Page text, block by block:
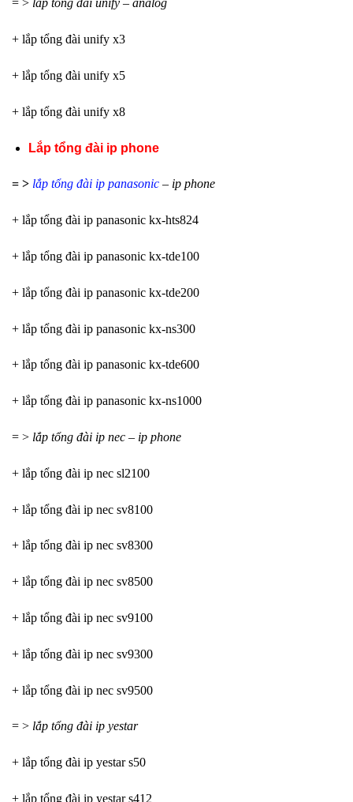
= > lắp tổng đài unify – analog
+ lắp tổng đài unify x3
+ lắp tổng đài unify x5
+ lắp tổng đài unify x8
Lắp tổng đài ip phone
= > lắp tổng đài ip panasonic – ip phone
+ lắp tổng đài ip panasonic kx-hts824
+ lắp tổng đài ip panasonic kx-tde100
+ lắp tổng đài ip panasonic kx-tde200
+ lắp tổng đài ip panasonic kx-ns300
+ lắp tổng đài ip panasonic kx-tde600
+ lắp tổng đài ip panasonic kx-ns1000
= > lắp tổng đài ip nec – ip phone
+ lắp tổng đài ip nec sl2100
+ lắp tổng đài ip nec sv8100
+ lắp tổng đài ip nec sv8300
+ lắp tổng đài ip nec sv8500
+ lắp tổng đài ip nec sv9100
+ lắp tổng đài ip nec sv9300
+ lắp tổng đài ip nec sv9500
= > lắp tổng đài ip yestar
+ lắp tổng đài ip yestar s50
+ lắp tổng đài ip yestar s412